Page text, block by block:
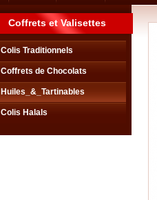
Coffrets et Valisettes
Colis Traditionnels
Coffrets de Chocolats
Huiles_&_Tartinables
Colis Halals